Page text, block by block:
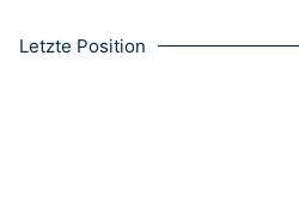
Letzte Position